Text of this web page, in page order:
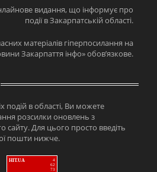
видання, що інформує про
події в Закарпатській області.
матеріалів гіперпосилання на
Закарпаття інфо» обов’язкове.
подій в області, Ви можете
розсилки оновлень з
Для цього просто введіть
пошти нижче.
HIT.UA
4
62
73